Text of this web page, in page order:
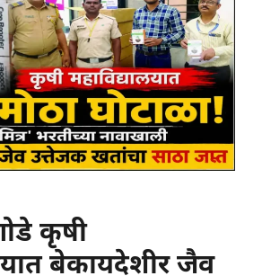
कृषी
बेकायदेशीर जैव